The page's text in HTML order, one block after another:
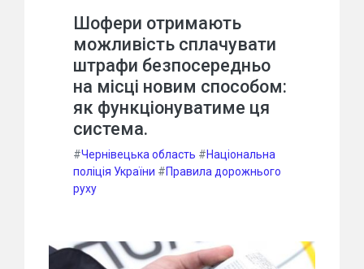
Шофери отримають
можливість сплачувати
штрафи безпосередньо
на місці новим способом:
як функціонуватиме ця
система.
#Чернівецька область #Національна
поліція України #Правила дорожнього
руху